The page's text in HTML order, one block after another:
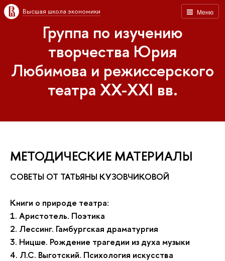
Меню
Высшая школа экономики
Группа по изучению
творчества Юрия
Любимова и режиссерского
театра XX-XXI вв.
МЕТОДИЧЕСКИЕ МАТЕРИАЛЫ
СОВЕТЫ ОТ ТАТЬЯНЫ КУЗОВЧИКОВОЙ
Книги о природе театра:
1. Аристотель. Поэтика
2. Лессинг. Гамбургская драматургия
3. Ницше. Рождение трагедии из духа музыки
4. Л.С. Выготский. Психология искусства